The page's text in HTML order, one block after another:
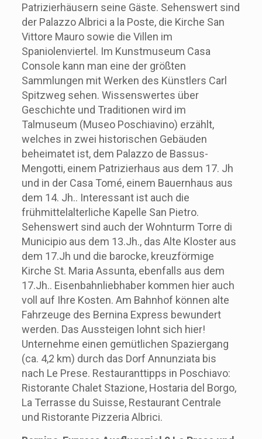
Patrizierhäusern seine Gäste. Sehenswert sind
der Palazzo Albrici a la Poste, die Kirche San
Vittore Mauro sowie die Villen im
Spaniolenviertel. Im Kunstmuseum Casa
Console kann man eine der größten
Sammlungen mit Werken des Künstlers Carl
Spitzweg sehen. Wissenswertes über
Geschichte und Traditionen wird im
Talmuseum (Museo Poschiavino) erzählt,
welches in zwei historischen Gebäuden
beheimatet ist, dem Palazzo de Bassus-
Mengotti, einem Patrizierhaus aus dem 17. Jh
und in der Casa Tomé, einem Bauernhaus aus
dem 14. Jh.. Interessant ist auch die
frühmittelalterliche Kapelle San Pietro.
Sehenswert sind auch der Wohnturm Torre di
Municipio aus dem 13.Jh., das Alte Kloster aus
dem 17.Jh und die barocke, kreuzförmige
Kirche St. Maria Assunta, ebenfalls aus dem
17.Jh.. Eisenbahnliebhaber kommen hier auch
voll auf Ihre Kosten. Am Bahnhof können alte
Fahrzeuge des Bernina Express bewundert
werden. Das Aussteigen lohnt sich hier!
Unternehme einen gemütlichen Spaziergang
(ca. 4,2 km) durch das Dorf Annunziata bis
nach Le Prese. Restauranttipps in Poschiavo:
Ristorante Chalet Stazione, Hostaria del Borgo,
La Terrasse du Suisse, Restaurant Centrale
und Ristorante Pizzeria Albrici.